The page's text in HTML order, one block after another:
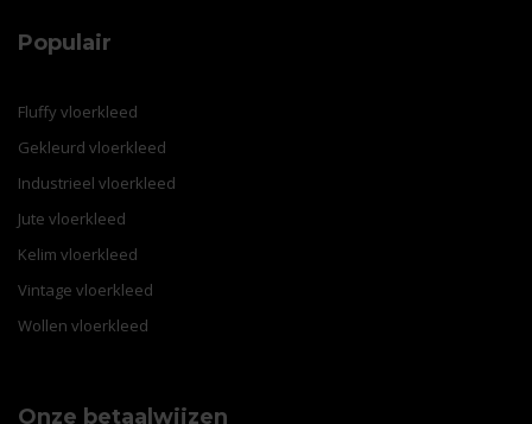
Populair
Fluffy vloerkleed
Gekleurd vloerkleed
Industrieel vloerkleed
Jute vloerkleed
Kelim vloerkleed
Vintage vloerkleed
Wollen vloerkleed
Onze betaalwijzen